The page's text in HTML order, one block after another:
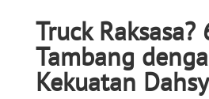
Truck Raksasa?
Tambang
Kekuatan